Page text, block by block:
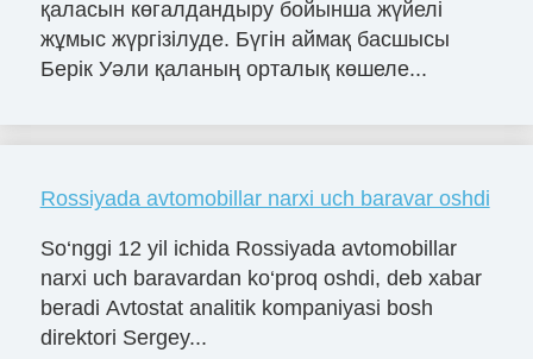
қаласын көгалдандыру бойынша жүйелі
жұмыс жүргізілуде. Бүгін аймақ басшысы
Берік Уәли қаланың орталық көшеле...
Rossiyada avtomobillar narxi uch baravar oshdi
So‘nggi 12 yil ichida Rossiyada avtomobillar
narxi uch baravardan ko‘proq oshdi, deb xabar
beradi Avtostat analitik kompaniyasi bosh
direktori Sergey...